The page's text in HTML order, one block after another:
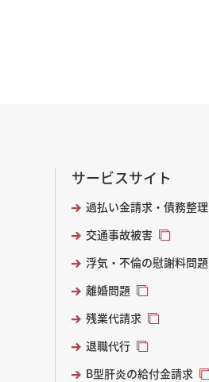
サービスサイト
過払い金請求・債務整理
交通事故被害
浮気・不倫の慰謝料問題
離婚問題
残業代請求
退職代行
B型肝炎の給付金請求